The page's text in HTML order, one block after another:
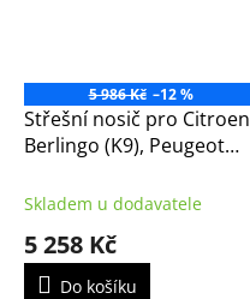
5 986 Kč –12 %
Střešní nosič pro Citroen
Berlingo (K9), Peugeot
Toyota Proace
Skladem u dodavatele
5 258 Kč
Do košíku